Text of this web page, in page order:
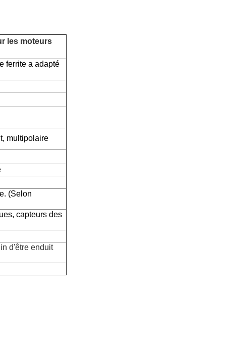
les moteurs
ferrite a adapté
multipolaire
(Selon
capteurs des
d'être enduit